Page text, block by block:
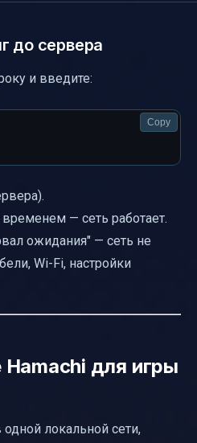
до сервера
и введите:
Copy
временем — сеть работает.
ожидания" — сеть не
Wi-Fi, настройки
для игры
локальной сети,